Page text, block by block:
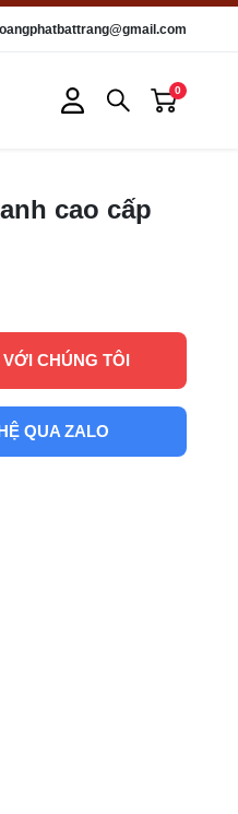
0
cao cấp
VỚI CHÚNG TÔI
QUA ZALO